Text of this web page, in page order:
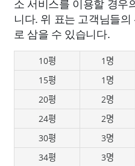
니다. 위 표는 고객님들
로 삼을 수 있습니다.
10평 1명
15평
1명
20평
2명
24평
2명
30평
3명
34평
3명